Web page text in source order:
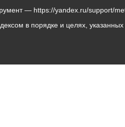
— https://yandex.ru/support/
в порядке и целях,